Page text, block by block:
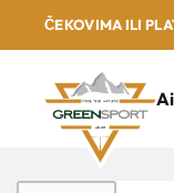
ČEKOVIMA ILI